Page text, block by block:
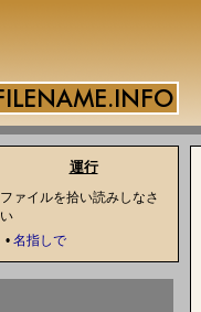
運行
ファイルを拾い読みしなさ
い
• 名指しで